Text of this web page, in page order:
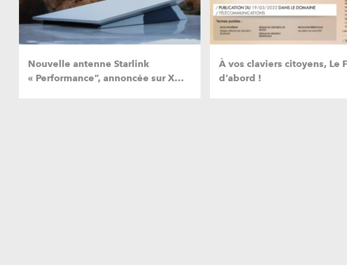
Nouvelle antenne Starlink
« Performance”, annoncée sur X…
À vos claviers citoyens, Le
d’abord !